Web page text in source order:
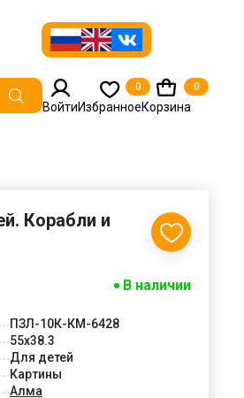
ВойтиИзбранное
0
Корзина
0
Корабли и
В наличии
ПЗЛ-10К-КМ-6428
55х38.3
Для детей
Картины
Алма